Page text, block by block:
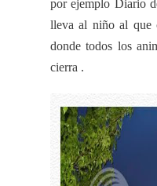
por ejemplo Diario
lleva al niño al que
donde todos los
cierra .